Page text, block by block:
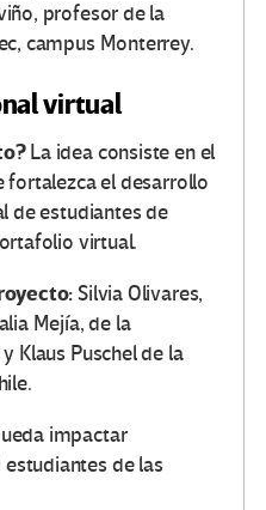
profesor de la
campus Monterrey.
virtual
La idea consiste en el
fortalezca el desarrollo
de estudiantes de
virtual.
Silvia Olivares,
Mejía, de la
Klaus Puschel de la
impactar
de las